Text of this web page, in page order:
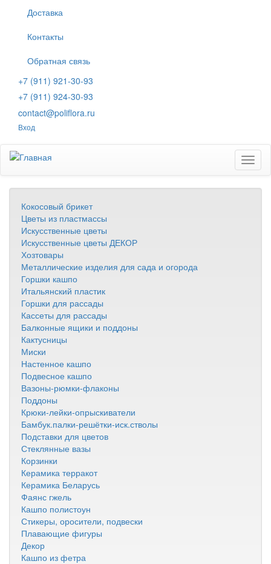
содержанию
Доставка
Контакты
Обратная связь
+7 (911) 921-30-93
+7 (911) 924-30-93
contact@poliflora.ru
Вход
Кокосовый брикет
Цветы из пластмассы
Искусственные цветы
Искусственные цветы ДЕКОР
Хозтовары
Металлические изделия для сада и огорода
Горшки кашпо
Итальянский пластик
Горшки для рассады
Кассеты для рассады
Балконные ящики и поддоны
Кактусницы
Миски
Настенное кашпо
Подвесное кашпо
Вазоны-рюмки-флаконы
Поддоны
Крюки-лейки-опрыскиватели
Бамбук.палки-решётки-иск.стволы
Подставки для цветов
Стеклянные вазы
Корзинки
Керамика терракот
Керамика Беларусь
Фаянс гжель
Кашпо полистоун
Стикеры, оросители, подвески
Плавающие фигуры
Декор
Кашпо из фетра